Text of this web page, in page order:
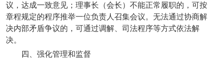
议，达成一致意见；理事长（会长）不能正常履职的，可按
章程规定的程序推举一位负责人召集会议。无法通过协商解
决内部矛盾争议的，可通过调解、司法程序等方式依法解
决。
四、强化管理和监督